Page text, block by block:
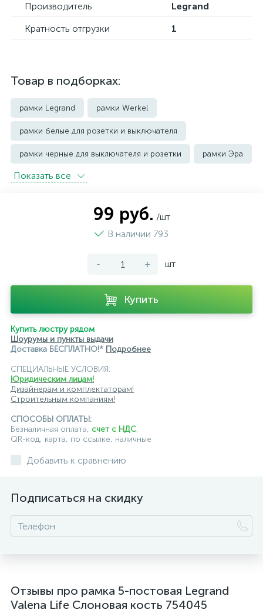
Производитель
Legrand
Кратность отгрузки
1
Товар в подборках:
рамки Legrand рамки Werkel
рамки белые для розетки и выключателя
рамки черные для выключателя и розетки рамки Эра
Показать всe
99 руб. /шт
В наличии 793
- + шт
Купить
Купить люстру рядом
Шоурумы и пункты выдачи
Доставка БЕСПЛАТНО!* Подробнее
СПЕЦИАЛЬНЫЕ УСЛОВИЯ:
Юридическим лицам!
Дизайнерам и комплектаторам!
Строительным компаниям!
СПОСОБЫ ОПЛАТЫ:
Безналичная оплата, счет с НДС,
QR-код, карта, по ссылке, наличные
Добавить к сравнению
Подписаться на скидку
Отзывы про рамка 5-постовая Legrand
Valena Life Слоновая кость 754045